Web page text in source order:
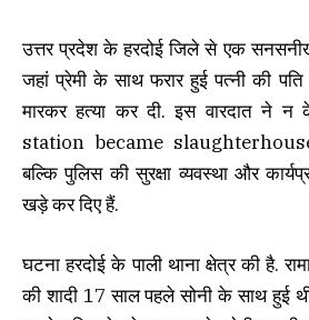
उत्तर प्रदेश के हरदोई जिले से एक
जहां प्रेमी के साथ फरार हुई पत्नी की
मारकर हत्या कर दी. इस वारदात ने
station became
बल्कि पुलिस की सुरक्षा व्यवस्था और
खड़े कर दिए हैं.
घटना हरदोई के पाली थाना क्षेत्र की है.
की शादी 17 साल पहले सोनी के साथ हुई